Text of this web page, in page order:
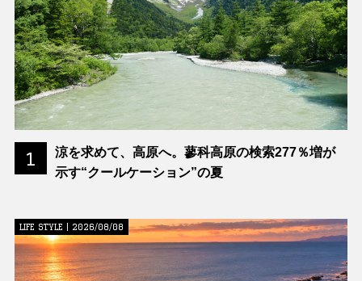
1
涼を求めて、高原へ。蓼科高原の検索277％増が
示す“クールケーション”の夏
LIFE STYLE | 2026/08/08